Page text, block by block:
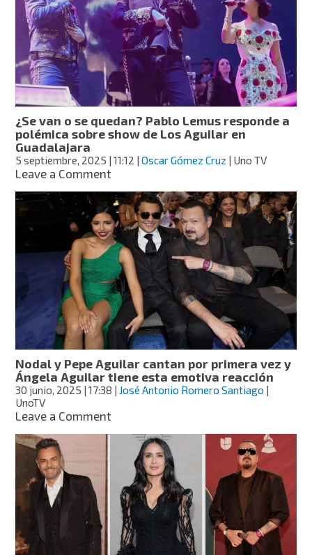
22
con
paradisiaca
fiesta
y
con
el
chef
de
Nodal
deleitarse
diente
¿Se van o se quedan? Pablo Lemus responde a
polémica sobre show de Los Aguilar en
Guadalajara
5 septiembre, 2025 | 11:12 |Oscar Gómez Cruz | Uno TV
Leave a Commenton
van
o
se
quedan?
Pablo
Lemus
responde
a
polémica
sobre
show
de
Los
Aguilar
en
Nodal y Pepe Aguilar cantan por primera vez y
Ángela Aguilar tiene esta emotiva reacción
30 junio, 2025 | 17:38 | José Antonio Romero Santiago |
UnoTV
Leave a Commenton
Pepe
Aguilar
cantan
por
primera
vez